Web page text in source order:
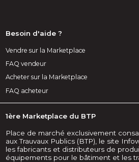
Besoin d'aide ?
Vendre sur la Marketplace
FAQ vendeur
Acheter sur la Marketplace
FAQ acheteur
1ère Marketplace du BTP
Place de marché exclusivement
aux Trauvaux Publics (BTP), le site
les fabricants et distributeurs de
équipements pour le bâtiment et les